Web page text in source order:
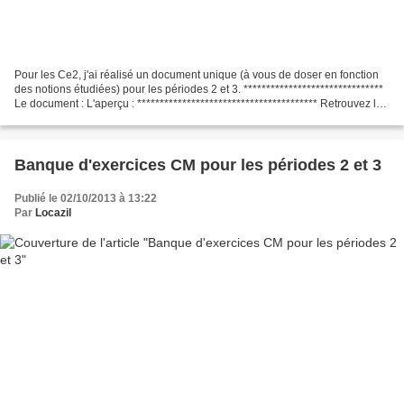
Pour les Ce2, j'ai réalisé un document unique (à vous de doser en fonction
des notions étudiées) pour les périodes 2 et 3. *******************************
Le document : L'aperçu : **************************************** Retrouvez les
Banque d'exercices CM pour les périodes 2 et 3
Publié le 02/10/2013 à 13:22
Par Locazil